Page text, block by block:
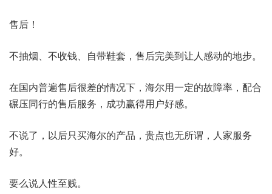
售后！
不抽烟、不收钱、自带鞋套，售后完美到让人感动的地步。
在国内普遍售后很差的情况下，海尔用一定的故障率，配合
碾压同行的售后服务，成功赢得用户好感。
不说了，以后只买海尔的产品，贵点也无所谓，人家服务
好。
要么说人性至贱。